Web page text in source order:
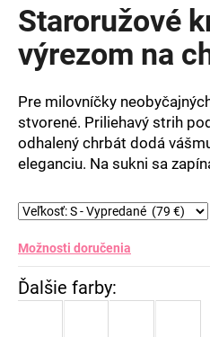
produktu
je
z
hviezdičiek.
Staroružové
výrezom na
Pre milovníčky
stvorené. Priliehavý strih
odhalený chrbát dodá
eleganciu. Na sukni sa
Možnosti doručenia